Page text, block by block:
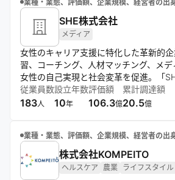
業種・業態、評価額、企業規模、経営者の出
SHE株式会社
メディア
女性のキャリア支援に特化した革新的
習、コーチング、人材マッチング、メデ
女性の自己実現と社会変革を促進。「
WORKS」などのプラットフォームを軸
環を創出し、多様な職種スキルの習得を
従業員数
183人
設立年数
10年
評価額
106.3億
累計調達額
20.5億
業種・業態、評価額、企業規模、経営者の出
株式会社KOMPEITO
ヘルスケア 農業 ライフスタイル